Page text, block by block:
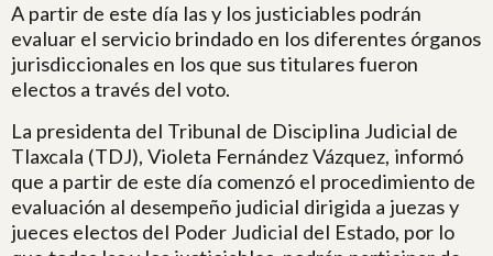
A partir de este día las y los justiciables podrán
evaluar el servicio brindado en los diferentes órganos
jurisdiccionales en los que sus titulares fueron
electos a través del voto.
La presidenta del Tribunal de Disciplina Judicial de
Tlaxcala (TDJ), Violeta Fernández Vázquez, informó
que a partir de este día comenzó el procedimiento de
evaluación al desempeño judicial dirigida a juezas y
jueces electos del Poder Judicial del Estado, por lo